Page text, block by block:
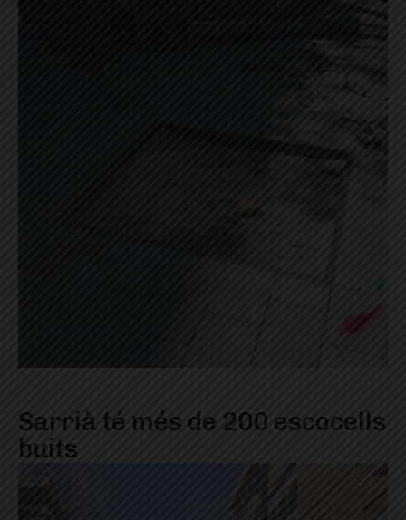
Sarrià té més de 200 escocells
buits